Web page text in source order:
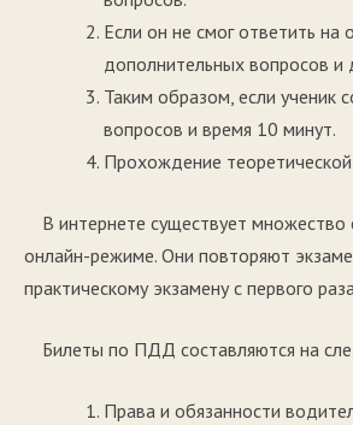
Если он не смог ответить
дополнительных вопросов и
Таким образом, если ученик
вопросов и время 10 минут.
Прохождение
В интернете существует
онлайн-режиме. Они повторяют
практическому экзамену с первого
Билеты по ПДД составляются на
Права и обязанности